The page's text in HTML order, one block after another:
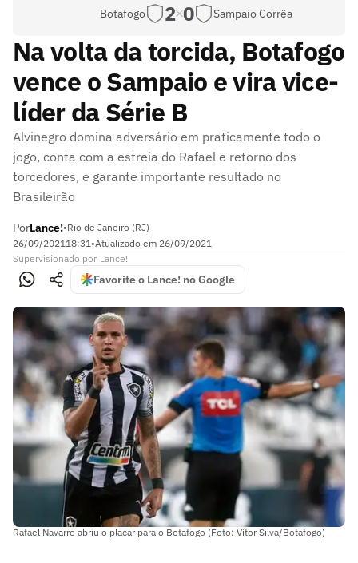
Botafogo 2 0 Sampaio Corrêa
Na volta da torcida, Botafogo
vence o Sampaio e vira vice-
líder da Série B
Alvinegro domina adversário em praticamente todo o
jogo, conta com a estreia do Rafael e retorno dos
torcedores, e garante importante resultado no
Brasileirão
PorLance!•Rio de Janeiro (RJ)
26/09/202118:31•Atualizado em 26/09/2021
Supervisionado por Lance!
Favorite o Lance! no Google
Rafael Navarro abriu o placar para o Botafogo (Foto: Vítor Silva/Botafogo)